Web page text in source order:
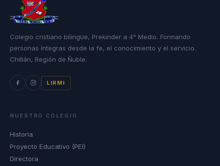
Colegio cristiano bilingüe, Prekinder a 4° Medio. Formando
personas íntegras desde la fe, el conocimiento y el servicio.
Chillán, Región de Ñuble.
LIRMI
NUESTRO COLEGIO
Historia
Proyecto Educativo (PEI)
Directora